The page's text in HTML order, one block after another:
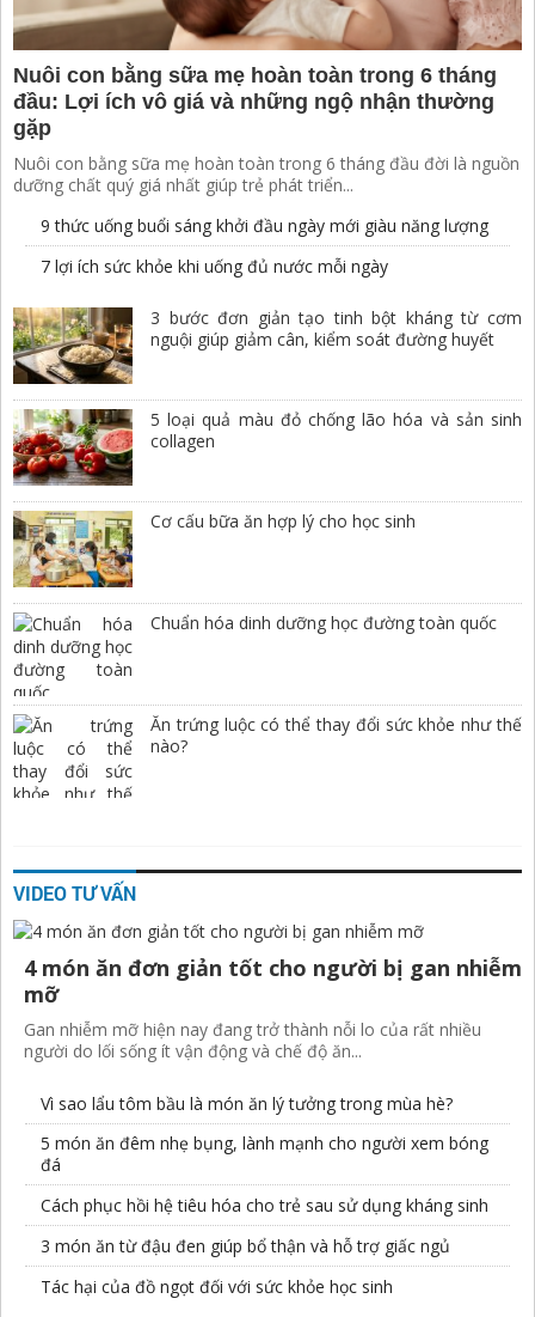
Nuôi con bằng sữa mẹ hoàn toàn trong 6 tháng
đầu: Lợi ích vô giá và những ngộ nhận thường
gặp
Nuôi con bằng sữa mẹ hoàn toàn trong 6 tháng đầu đời là nguồn
dưỡng chất quý giá nhất giúp trẻ phát triển...
9 thức uống buổi sáng khởi đầu ngày mới giàu năng lượng
7 lợi ích sức khỏe khi uống đủ nước mỗi ngày
3 bước đơn giản tạo tinh bột kháng từ cơm
nguội giúp giảm cân, kiểm soát đường huyết
5 loại quả màu đỏ chống lão hóa và sản sinh
collagen
Cơ cấu bữa ăn hợp lý cho học sinh
Chuẩn hóa dinh dưỡng học đường toàn quốc
Ăn trứng luộc có thể thay đổi sức khỏe như thế
nào?
VIDEO TƯ VẤN
4 món ăn đơn giản tốt cho người bị gan nhiễm
mỡ
Gan nhiễm mỡ hiện nay đang trở thành nỗi lo của rất nhiều
người do lối sống ít vận động và chế độ ăn...
Vì sao lẩu tôm bầu là món ăn lý tưởng trong mùa hè?
5 món ăn đêm nhẹ bụng, lành mạnh cho người xem bóng
đá
Cách phục hồi hệ tiêu hóa cho trẻ sau sử dụng kháng sinh
3 món ăn từ đậu đen giúp bổ thận và hỗ trợ giấc ngủ
Tác hại của đồ ngọt đối với sức khỏe học sinh